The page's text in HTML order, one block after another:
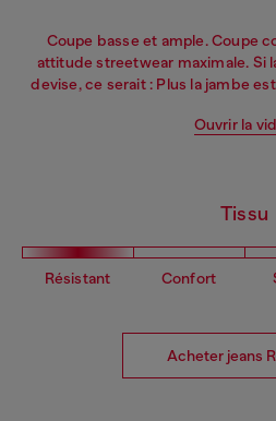
Coupe basse et ample. Coupe
attitude streetwear maximale. Si
devise, ce serait : Plus la jambe
Ouvrir la
Tissu
Résistant Confort
Acheter jeans